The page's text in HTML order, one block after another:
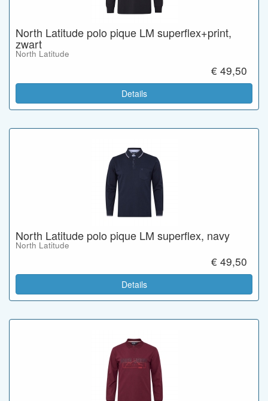
North Latitude polo pique LM superflex+print,
zwart
North Latitude
€ 49,50
Details
North Latitude polo pique LM superflex, navy
North Latitude
€ 49,50
Details